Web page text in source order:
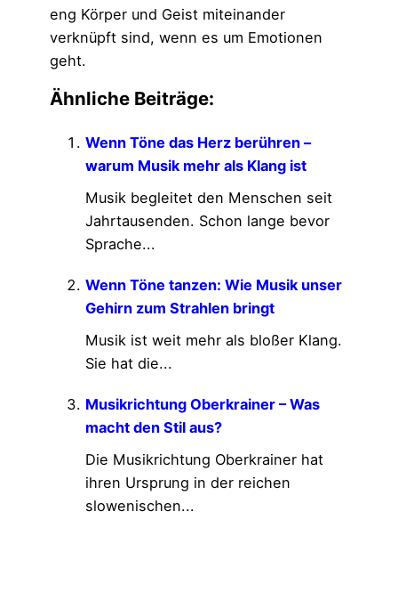
eng Körper und Geist miteinander
verknüpft sind, wenn es um Emotionen
geht.
Ähnliche Beiträge:
Wenn Töne das Herz berühren –
warum Musik mehr als Klang ist
Musik begleitet den Menschen seit
Jahrtausenden. Schon lange bevor
Sprache...
Wenn Töne tanzen: Wie Musik unser
Gehirn zum Strahlen bringt
Musik ist weit mehr als bloßer Klang.
Sie hat die...
Musikrichtung Oberkrainer – Was
macht den Stil aus?
Die Musikrichtung Oberkrainer hat
ihren Ursprung in der reichen
slowenischen...